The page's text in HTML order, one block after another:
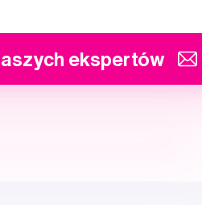
ekspertów